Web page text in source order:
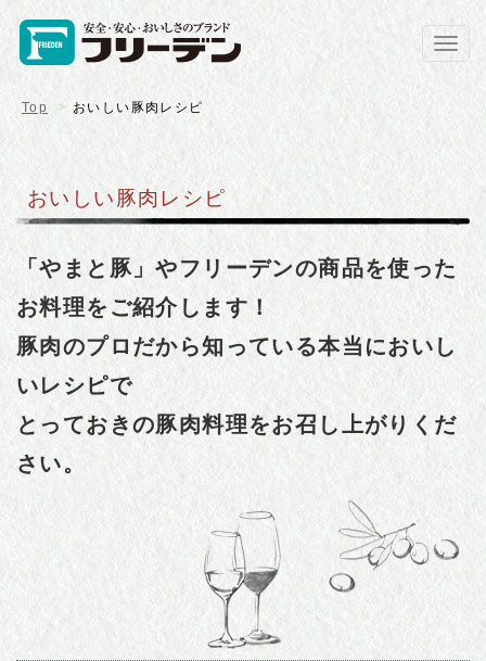
Top おいしい豚肉レシピ
おいしい豚肉レシピ
「やまと豚」やフリーデンの商品を使った
お料理をご紹介します！
豚肉のプロだから知っている本当においし
いレシピで
とっておきの豚肉料理をお召し上がりくだ
さい。